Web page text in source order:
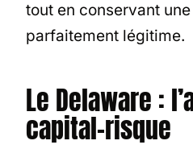
tout en conservant
parfaitement légitime.
Le Delaware :
capital-risque